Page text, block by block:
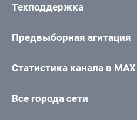
Техподдержка
Предвыборная агитация
Статистика канала в MAX
Все города сети